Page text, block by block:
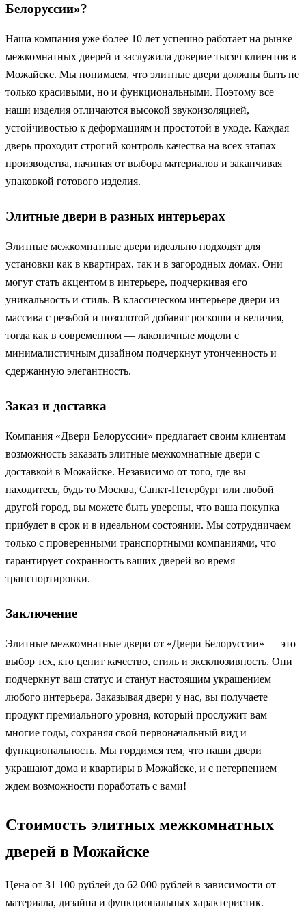
Белоруссии»?
Наша компания уже более 10 лет успешно работает на рынке
межкомнатных дверей и заслужила доверие тысяч клиентов в
Можайске. Мы понимаем, что элитные двери должны быть не
только красивыми, но и функциональными. Поэтому все
наши изделия отличаются высокой звукоизоляцией,
устойчивостью к деформациям и простотой в уходе. Каждая
дверь проходит строгий контроль качества на всех этапах
производства, начиная от выбора материалов и заканчивая
упаковкой готового изделия.
Элитные двери в разных интерьерах
Элитные межкомнатные двери идеально подходят для
установки как в квартирах, так и в загородных домах. Они
могут стать акцентом в интерьере, подчеркивая его
уникальность и стиль. В классическом интерьере двери из
массива с резьбой и позолотой добавят роскоши и величия,
тогда как в современном — лаконичные модели с
минималистичным дизайном подчеркнут утонченность и
сдержанную элегантность.
Заказ и доставка
Компания «Двери Белоруссии» предлагает своим клиентам
возможность заказать элитные межкомнатные двери с
доставкой в Можайске. Независимо от того, где вы
находитесь, будь то Москва, Санкт-Петербург или любой
другой город, вы можете быть уверены, что ваша покупка
прибудет в срок и в идеальном состоянии. Мы сотрудничаем
только с проверенными транспортными компаниями, что
гарантирует сохранность ваших дверей во время
транспортировки.
Заключение
Элитные межкомнатные двери от «Двери Белоруссии» — это
выбор тех, кто ценит качество, стиль и эксклюзивность. Они
подчеркнут ваш статус и станут настоящим украшением
любого интерьера. Заказывая двери у нас, вы получаете
продукт премиального уровня, который прослужит вам
многие годы, сохраняя свой первоначальный вид и
функциональность. Мы гордимся тем, что наши двери
украшают дома и квартиры в Можайске, и с нетерпением
ждем возможности поработать с вами!
Стоимость элитных межкомнатных
дверей в Можайске
Цена от 31 100 рублей до 62 000 рублей в зависимости от
материала, дизайна и функциональных характеристик.